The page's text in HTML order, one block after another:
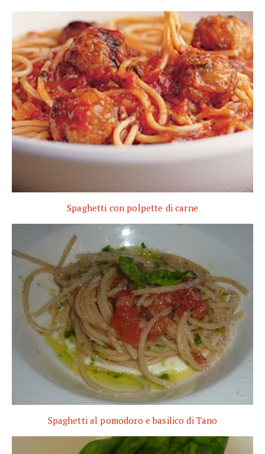
Spaghetti con polpette di carne
Spaghetti al pomodoro e basilico di Tano